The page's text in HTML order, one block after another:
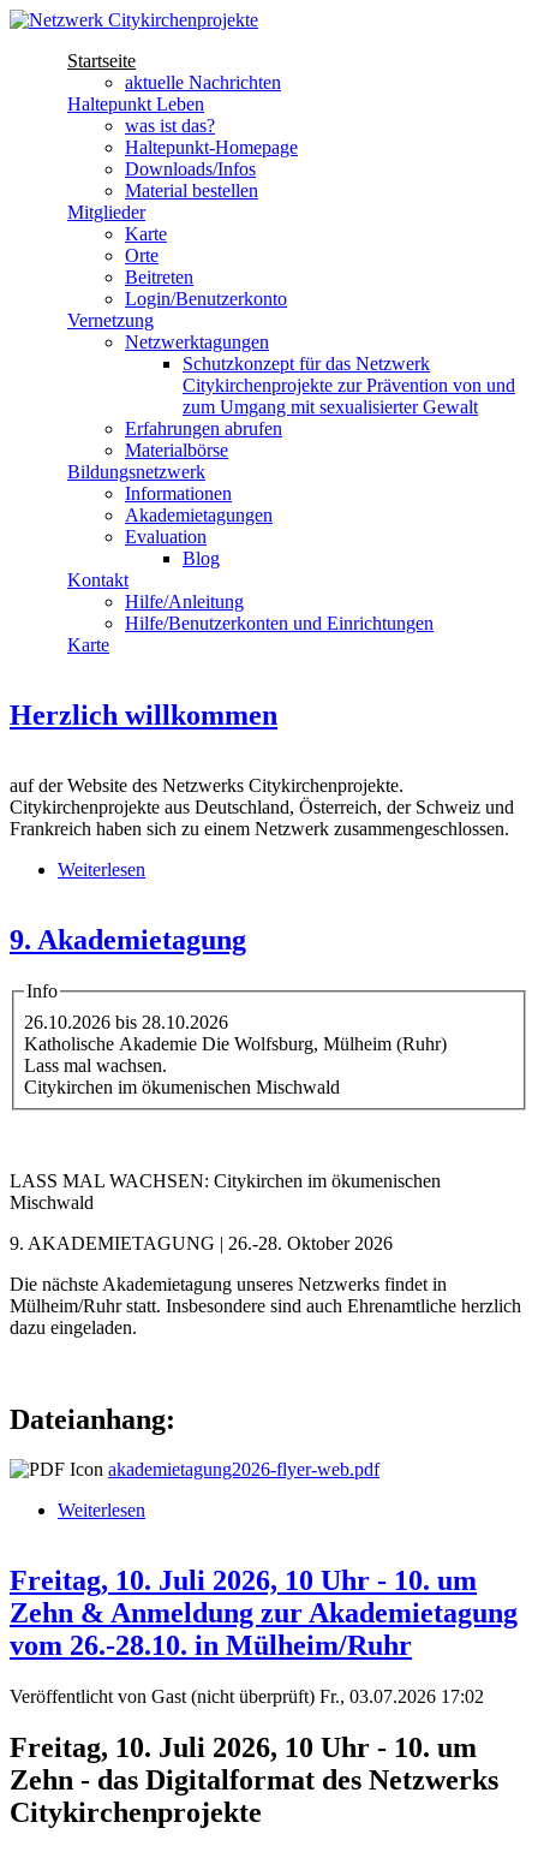
Direkt zum Inhalt
Netzwerk
Citykirchenprojekte
Startseite
aktuelle Nachrichten
Haltepunkt Leben
was ist das?
Haltepunkt-Homepage
Downloads/Infos
Material bestellen
Mitglieder
Karte
Orte
Beitreten
Login/Benutzerkonto
Vernetzung
Netzwerktagungen
Schutzkonzept für das Netzwerk
Citykirchenprojekte zur Prävention von und
zum Umgang mit sexualisierter Gewalt
Erfahrungen abrufen
Materialbörse
Bildungsnetzwerk
Informationen
Akademietagungen
Evaluation
Blog
Kontakt
Hilfe/Anleitung
Hilfe/Benutzerkonten und Einrichtungen
Karte
Herzlich willkommen
auf der Website des Netzwerks Citykirchenprojekte.
Citykirchenprojekte aus Deutschland, Österreich, der Schweiz und
Frankreich haben sich zu einem Netzwerk zusammengeschlossen.
Weiterlesen
9. Akademietagung
Info
26.10.2026 bis 28.10.2026
Katholische Akademie Die Wolfsburg, Mülheim (Ruhr)
Lass mal wachsen.
Citykirchen im ökumenischen Mischwald
LASS MAL WACHSEN: Citykirchen im ökumenischen
Mischwald
9. AKADEMIETAGUNG | 26.-28. Oktober 2026
Die nächste Akademietagung unseres Netzwerks findet in
Mülheim/Ruhr statt. Insbesondere sind auch Ehrenamtliche herzlich
dazu eingeladen.
Dateianhang:
akademietagung2026-flyer-web.pdf
Weiterlesen
Freitag, 10. Juli 2026, 10 Uhr - 10. um
Zehn & Anmeldung zur Akademietagung
vom 26.-28.10. in Mülheim/Ruhr
Veröffentlicht von Gast (nicht überprüft) Fr., 03.07.2026 17:02
Freitag, 10. Juli 2026, 10 Uhr - 10. um
Zehn - das Digitalformat des Netzwerks
Citykirchenprojekte